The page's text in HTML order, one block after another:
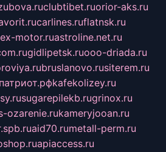
clubtibet.ruorior-aks.ru
carlines.ruflatnsk.ru
motor.ruastroline.net.ru
gidlipetsk.ruooo-driada.ru
bruslanovo.rusiterem.ru
kafekolizey.ru
sugarepilekb.rugrinox.ru
ozarenie.rukameryjooan.ru
aid70.rumetall-perm.ru
apiaccess.ru